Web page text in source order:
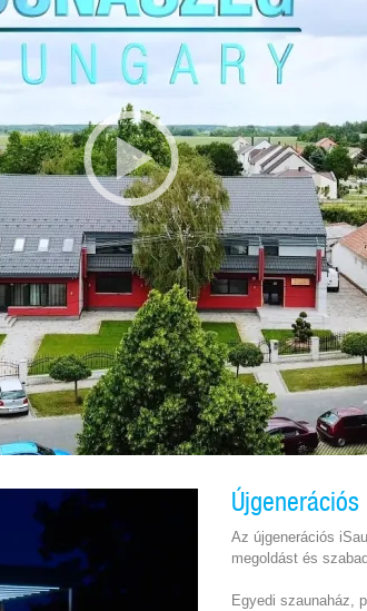
Az újgenerációs
megoldást és
Egyedi szaunaház,